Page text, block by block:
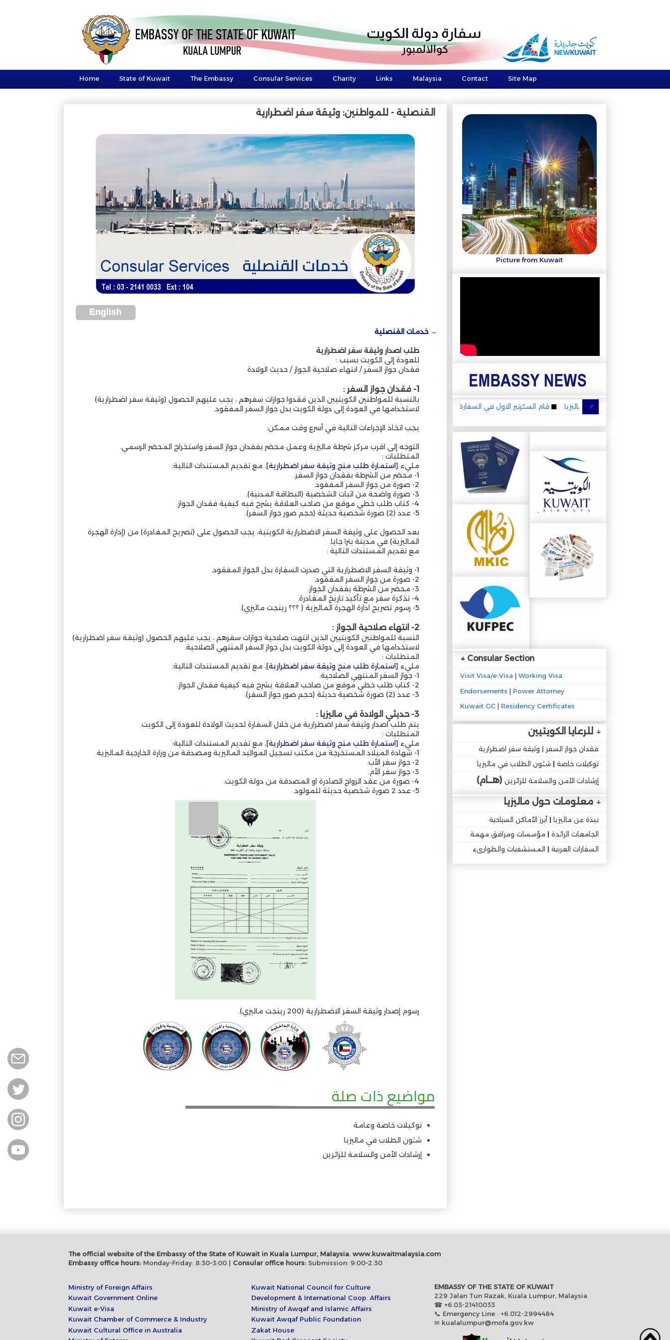
Home State of Kuwait The Embassy Consular Services Charity Links Malaysia Contact Site Map
القنصلية - للمواطنين: وثيقة سفر اضطرارية
→خدمات القنصلية
طلب اصدار وثيقة سفر اضطرارية
للعودة إلى الكويت بسبب :
فقدان جواز السفر / انتهاء صلاحية الجواز / حديث الولادة
1- فقدان جواز السفر :
بالنسبة للمواطنين الكويتيين الذين فقدوا جوازات سفرهم ، يجب عليهم الحصول (وثيقة سفر اضطرارية)
لاستخدامها في العودة إلى دولة الكويت بدل جواز السفر المفقود.
يجب اتخاذ الإجراءات التالية في أسرع وقت ممكن:
التوجه إلى اقرب مركز شرطة ماليزية وعمل محضر بفقدان جواز السفر واستخراج المحضر الرسمي.
المتطلبات :
مليء [استمارة طلب منح وثيقة سفر اضطرارية]، مع تقديم المستندات التالية:
1- محضر من الشرطة بفقدان جواز السفر.
2- صورة من جواز السفر المفقود.
3- صورة واضحة من اثبات الشخصية (البطاقة المدنية).
4- كتاب طلب خطي موقع من صاحب العلاقة يشرح فيه كيفية فقدان الجواز.
5- عدد (2) صورة شخصية حديثة (حجم صور جواز السفر).
بعد الحصول على وثيقة السفر الاضطرارية الكويتية، يجب الحصول على (تصريح المغادرة) من (إدارة الهجرة
الماليزية) في مدينة بترا جايا.
مع تقديم المستندات التالية :
1- وثيقة ال
سفر الاضطرارية التي صدرت السفارة بدل الجواز المفقود.
2- صورة من جواز السفر المفقود.
3- محضر من الشرطة بفقدان الجواز.
4- تذكرة سفر مع تأكيد تاريخ المغادرة.
5- رسوم تصريح ادارة الهجرة الماليزية ( ؟؟؟ رينجت ماليزي).
2- انتهاء صلاحية الجواز :
النسبة للمواطنين الكويتيين الذين انتهت صلاحية جوازات سفرهم ، يجب عليهم الحصول (وثيقة سفر اضطرارية)
لاستخدامها في العودة إلى دولة الكويت بدل جواز السفر المنتهي الصلاحية.
المتطلبات :
مليء [استمارة طلب منح وثيقة سفر اضطرارية]، مع تقديم المستندات التالية:
1- جواز السفر المنتهي الصلاحية.
2- كتاب طلب خطي موقع من صاحب العلاقة يشرح فيه كيفية فقدان الجواز.
3- عدد (2) صورة شخصية حديثة (حجم صور جواز السفر).
3- حديثي الولادة في ماليزيا :
يتم طلب اصدار وثيقة سفر اضطرارية من خلال السفارة لحديث الولادة للعودة إلى الكويت.
المتطلبات :
مليء [استمارة طلب منح وثيقة سفر اضطرارية]، مع تقديم المستندات التالية:
1- شهادة الميلاد المستخرجة من مكتب تسجيل المواليد الماليزية ومصدقة من وزارة الخارجية الماليزية.
2- جواز سفر الأب.
3- جواز سفر الأم.
4- صورة من عقد الزواج الصادرة او المصدقة من دولة الكويت.
5- عدد 2 صورة شخصية حديثة للمولود.
رسوم إصدار وثيقة السفر الاضطرارية (200 رينجت ماليزي).
توكيلات خاصة وعامة
شئون الطلاب في ماليزيا
إرشادات الأمن والسلامة للزائرين
Picture from Kuwait
📌لبنان الجديد في ماليزيا قام السكرتير الاول في السفارة عبدالله الرشيدي بتقديم واجب العزاء في السفارة الليبية أقام سعادة السفير مأدبة عشاء لعدد من المتدربين الدبلوماسيين خلال مشاركتهم في دورة تدريبية
↓ Consular Section
Visit Visa/e-Visa | Working Visa
Endorsements | Power Attorney
Kuwait GC | Residency Certificates
↓ للرعايا الكويتيين
فقدان جواز السفر | وثيقة سفر اضطرارية
توكيلات خاصة | شئون الطلاب في ماليزيا
إرشادات الأمن والسلامة للزائرين (هــام)
↓ معلومات حول ماليزيا
نبذة عن ماليزيا | أبرز الأماكن السياحية
الجامعات الرائدة | مؤسسات ومرافق مهمة
السفارات العربية | المستشفيات والطوارىء
The official website of the Embassy of the State of Kuwait in Kuala Lumpur, Malaysia. www.kuwaitmalaysia.com
Embassy office hours: Monday-Friday: 8:30–3:00 | Consular office hours: Submission: 9:00–2:30
Ministry of Foreign Affairs
Kuwait Government Online
Kuwait e-Visa
Kuwait Chamber of Commerce & Industry
Kuwait Cultural Office in Australia
Kuwait National Council for Culture
Development & International Coop. Affairs
Ministry of Awqaf and Islamic Affairs
Kuwait Awqaf Public Foundation
Zakat House
EMBASSY OF THE STATE OF KUWAIT
229 Jalan Tun Razak, Kuala Lumpur, Malaysia
☎ +6.03-21410033
📞 Emergency Line : +6.012-2994484
✉ kualalumpur@mofa.gov.kw